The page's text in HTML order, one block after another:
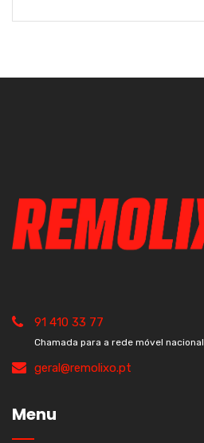
91 410 33 77
Chamada para a rede móvel nacional
geral@remolixo.pt
Menu